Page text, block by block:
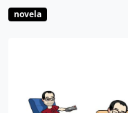
novela